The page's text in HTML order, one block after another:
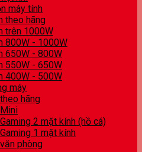
máy tính
theo hãng
trên 1000W
800W - 1000W
650W - 800W
550W - 650W
400W - 500W
máy
hãng
2 mặt kính (hồ cá)
1 mặt kính
phòng